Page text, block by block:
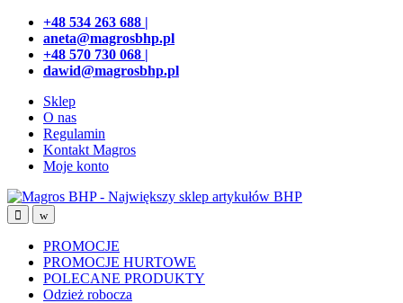
Przejdź
nawigacji
Przeskocz
treści
+48 534 263 688 |
aneta@magrosbhp.pl
+48 570 730 068 |
dawid@magrosbhp.pl
Sklep
O nas
Regulamin
Kontakt Magros
Moje konto
PROMOCJE
PROMOCJE HURTOWE
POLECANE PRODUKTY
Odzież robocza